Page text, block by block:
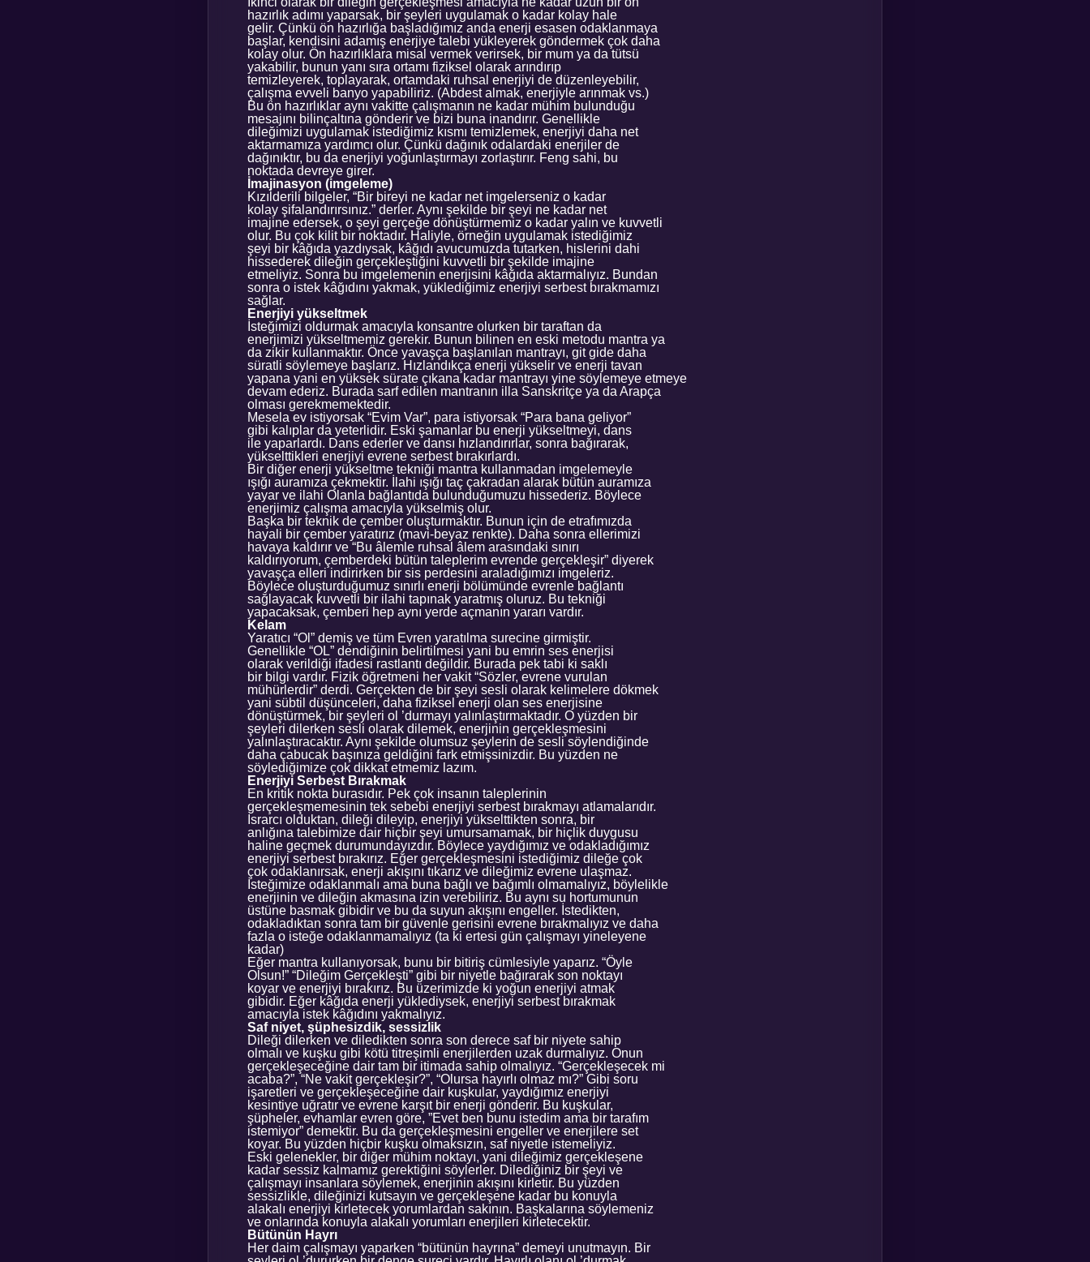
hazırlık adımı yaparsak, bir şeyleri uygulamak o kadar kolay hale
gelir. Çünkü ön hazırlığa başladığımız anda enerji esasen odaklanmaya
başlar, kendisini adamış enerjiye talebi yükleyerek göndermek çok daha
kolay olur. Ön hazırlıklara misal vermek verirsek, bir mum ya da tütsü
yakabilir, bunun yanı sıra ortamı fiziksel olarak arındırıp
temizleyerek, toplayarak, ortamdaki ruhsal enerjiyi de düzenleyebilir,
çalışma evveli banyo yapabiliriz. (Abdest almak, enerjiyle arınmak vs.)
Bu ön hazırlıklar aynı vakitte çalışmanın ne kadar mühim bulunduğu
mesajını bilinçaltına gönderir ve bizi buna inandırır. Genellikle
dileğimizi uygulamak istediğimiz kısmı temizlemek, enerjiyi daha net
aktarmamıza yardımcı olur. Çünkü dağınık odalardaki enerjiler de
dağınıktır, bu da enerjiyi yoğunlaştırmayı zorlaştırır. Feng sahi, bu
noktada devreye girer.
İmajinasyon (imgeleme)
Kızılderili bilgeler, “Bir bireyi ne kadar net imgelerseniz o kadar
kolay şifalandırırsınız.” derler. Aynı şekilde bir şeyi ne kadar net
imajine edersek, o şeyi gerçeğe dönüştürmemiz o kadar yalın ve kuvvetli
olur. Bu çok kilit bir noktadır. Haliyle, örneğin uygulamak istediğimiz
şeyi bir kâğıda yazdıysak, kâğıdı avucumuzda tutarken, hislerini dahi
hissederek dileğin gerçekleştiğini kuvvetli bir şekilde imajine
etmeliyiz. Sonra bu imgelemenin enerjisini kâğıda aktarmalıyız. Bundan
sonra o istek kâğıdını yakmak, yüklediğimiz enerjiyi serbest bırakmamızı
sağlar.
Enerjiyi yükseltmek
İsteğimizi oldurmak amacıyla konsantre olurken bir taraftan da
enerjimizi yükseltmemiz gerekir. Bunun bilinen en eski metodu mantra ya
da zikir kullanmaktır. Önce yavaşça başlanılan mantrayı, git gide daha
süratli söylemeye başlarız. Hızlandıkça enerji yükselir ve enerji tavan
yapana yani en yüksek sürate çıkana kadar mantrayı yine söylemeye etmeye
devam ederiz. Burada sarf edilen mantranın illa Sanskritçe ya da Arapça
olması gerekmemektedir.
Mesela ev istiyorsak “Evim Var”, para istiyorsak “Para bana geliyor”
gibi kalıplar da yeterlidir. Eski şamanlar bu enerji yükseltmeyi, dans
ile yaparlardı. Dans ederler ve dansı hızlandırırlar, sonra bağırarak,
yükselttikleri enerjiyi evrene serbest bırakırlardı.
Bir diğer enerji yükseltme tekniği mantra kullanmadan imgelemeyle
ışığı auramıza çekmektir. İlahi ışığı taç çakradan alarak bütün auramıza
yayar ve ilahi Olanla bağlantıda bulunduğumuzu hissederiz. Böylece
enerjimiz çalışma amacıyla yükselmiş olur.
Başka bir teknik de çember oluşturmaktır. Bunun için de etrafımızda
hayali bir çember yaratırız (mavi-beyaz renkte). Daha sonra ellerimizi
havaya kaldırır ve “Bu âlemle ruhsal âlem arasındaki sınırı
kaldırıyorum, çemberdeki bütün taleplerim evrende gerçekleşir” diyerek
yavaşça elleri indirirken bir sis perdesini araladığımızı imgeleriz.
Böylece oluşturduğumuz sınırlı enerji bölümünde evrenle bağlantı
sağlayacak kuvvetli bir ilahi tapınak yaratmış oluruz. Bu tekniği
yapacaksak, çemberi hep aynı yerde açmanın yararı vardır.
Kelam
Yaratıcı “Ol” demiş ve tüm Evren yaratılma surecine girmiştir.
Genellikle “OL” dendiğinin belirtilmesi yani bu emrin ses enerjisi
olarak verildiği ifadesi rastlantı değildir. Burada pek tabi ki saklı
bir bilgi vardır. Fizik öğretmeni her vakit “Sözler, evrene vurulan
mühürlerdir” derdi. Gerçekten de bir şeyi sesli olarak kelimelere dökmek
yani sübtil düşünceleri, daha fiziksel enerji olan ses enerjisine
dönüştürmek, bir şeyleri ol ’durmayı yalınlaştırmaktadır. O yüzden bir
şeyleri dilerken sesli olarak dilemek, enerjinin gerçekleşmesini
yalınlaştıracaktır. Aynı şekilde olumsuz şeylerin de sesli söylendiğinde
daha çabucak başınıza geldiğini fark etmişsinizdir. Bu yüzden ne
söylediğimize çok dikkat etmemiz lazım.
Enerjiyi Serbest Bırakmak
En kritik nokta burasıdır. Pek çok insanın taleplerinin
gerçekleşmemesinin tek sebebi enerjiyi serbest bırakmayı atlamalarıdır.
Israrcı olduktan, dileği dileyip, enerjiyi yükselttikten sonra, bir
anlığına talebimize dair hiçbir şeyi umursamamak, bir hiçlik duygusu
haline geçmek durumundayızdır. Böylece yaydığımız ve odakladığımız
enerjiyi serbest bırakırız. Eğer gerçekleşmesini istediğimiz dileğe çok
çok odaklanırsak, enerji akışını tıkarız ve dileğimiz evrene ulaşmaz.
İsteğimize odaklanmalı ama buna bağlı ve bağımlı olmamalıyız, böylelikle
enerjinin ve dileğin akmasına izin verebiliriz. Bu aynı su hortumunun
üstüne basmak gibidir ve bu da suyun akışını engeller. İstedikten,
odakladıktan sonra tam bir güvenle gerisini evrene bırakmalıyız ve daha
fazla o isteğe odaklanmamalıyız (ta ki ertesi gün çalışmayı yineleyene
kadar)
Eğer mantra kullanıyorsak, bunu bir bitiriş cümlesiyle yaparız. “Öyle
Olsun!” “Dileğim Gerçekleşti” gibi bir niyetle bağırarak son noktayı
koyar ve enerjiyi bırakırız. Bu üzerimizde ki yoğun enerjiyi atmak
gibidir. Eğer kâğıda enerji yüklediysek, enerjiyi serbest bırakmak
amacıyla istek kâğıdını yakmalıyız.
Saf niyet, şüphesizdik, sessizlik
Dileği dilerken ve diledikten sonra son derece saf bir niyete sahip
olmalı ve kuşku gibi kötü titreşimli enerjilerden uzak durmalıyız. Onun
gerçekleşeceğine dair tam bir itimada sahip olmalıyız. “Gerçekleşecek mi
acaba?”, “Ne vakit gerçekleşir?”, “Olursa hayırlı olmaz mı?” Gibi soru
işaretleri ve gerçekleşeceğine dair kuşkular, yaydığımız enerjiyi
kesintiye uğratır ve evrene karşıt bir enerji gönderir. Bu kuşkular,
şüpheler, evhamlar evren göre, ”Evet ben bunu istedim ama bir tarafım
istemiyor” demektir. Bu da gerçekleşmesini engeller ve enerjilere set
koyar. Bu yüzden hiçbir kuşku olmaksızın, saf niyetle istemeliyiz.
Eski gelenekler, bir diğer mühim noktayı, yani dileğimiz gerçekleşene
kadar sessiz kalmamız gerektiğini söylerler. Dilediğiniz bir şeyi ve
çalışmayı insanlara söylemek, enerjinin akışını kirletir. Bu yüzden
sessizlikle, dileğinizi kutsayın ve gerçekleşene kadar bu konuyla
alakalı enerjiyi kirletecek yorumlardan sakının. Başkalarına söylemeniz
ve onlarında konuyla alakalı yorumları enerjileri kirletecektir.
Bütünün Hayrı
Her daim çalışmayı yaparken “bütünün hayrına” demeyi unutmayın. Bir